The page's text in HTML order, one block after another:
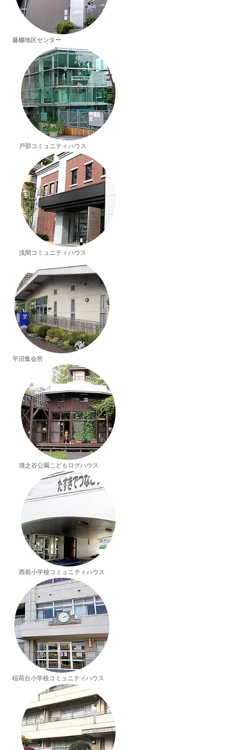
藤棚地区センター
戸部コミュニティハウス
浅間コミュニティハウス
平沼集会所
境之谷公園こどもログハウス
西前小学校コミュニティハウス
稲荷台小学校コミュニティハウス